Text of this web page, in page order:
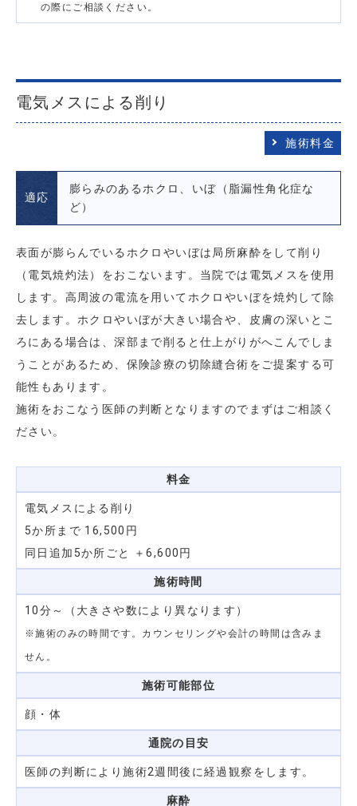
の際にご相談ください。
電気メスによる削り
施術料金
適応
膨らみのあるホクロ、いぼ（脂漏性角化症な
ど）
表面が膨らんでいるホクロやいぼは局所麻酔をして削り
（電気焼灼法）をおこないます。当院では電気メスを使用
します。高周波の電流を用いてホクロやいぼを焼灼して除
去します。ホクロやいぼが大きい場合や、皮膚の深いとこ
ろにある場合は、深部まで削ると仕上がりがへこんでしま
うことがあるため、保険診療の切除縫合術をご提案する可
能性もあります。
施術をおこなう医師の判断となりますのでまずはご相談く
ださい。
料金
電気メスによる削り
5か所まで 16,500円
同日追加5か所ごと ＋6,600円
施術時間
10分～（大きさや数により異なります）
※施術のみの時間です。カウンセリングや会計の時間は含みま
せん。
施術可能部位
顔・体
通院の目安
医師の判断により施術2週間後に経過観察をします。
麻酔